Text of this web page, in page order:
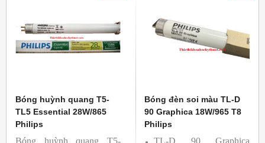
Bóng huỳnh quang T5-
TL5 Essential 28W/865
Philips
Bóng huỳnh quang T5-
Bóng đèn soi màu TL-D
90 Graphica 18W/965 T8
Philips
TL-D 90 Graphica